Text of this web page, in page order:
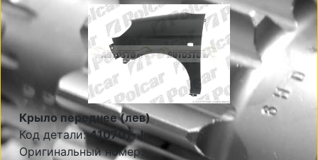
Крыло переднее (лев)
Код детали:410701-J
Оригинальный номер: